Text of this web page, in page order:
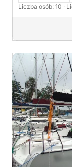
Liczba osób: 10 ·